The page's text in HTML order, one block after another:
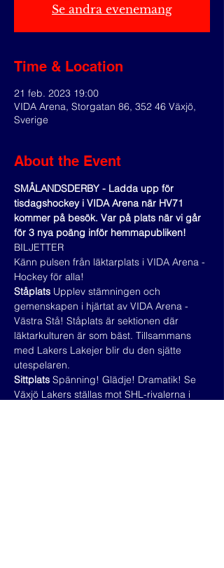
Se andra evenemang
Time & Location
21 feb. 2023 19:00
VIDA Arena, Storgatan 86, 352 46 Växjö,
Sverige
About the Event
SMÅLANDSDERBY - Ladda upp för
tisdagshockey i VIDA Arena när HV71
kommer på besök. Var på plats när vi går
för 3 nya poäng inför hemmapubliken!
BILJETTER
Känn pulsen från läktarplats i VIDA Arena -
Hockey för alla!
Ståplats Upplev stämningen och
gemenskapen i hjärtat av VIDA Arena -
Västra Stå! Ståplats är sektionen där
läktarkulturen är som bäst. Tillsammans
med Lakers Lakejer blir du den sjätte
utespelaren.
Sittplats Spänning! Glädje! Dramatik! Se
Växjö Lakers ställas mot SHL-rivalerna i